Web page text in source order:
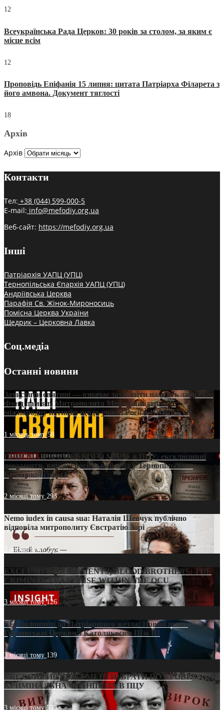
12
Всеукраїнська Рада Церков: 30 років за столом, за яким є
місце всім
12
Проповідь Епіфанія 15 липня: цитата Патріарха Філарета з
його амвона. Документ тяглості
18
Архів
Архів
Контакти
Тел: +38 (044) 599-000-5
E-mail: info@mefodiy.org.ua
Веб-сайт: https://mefodiy.org.ua
Інші
Патріархія УАПЦ (УПЦ)
Тернопільська Єпархія УАПЦ (УПЦ)
Андріївська Церква
Парафія Св. Жінок-Мироносиць
Помісна Церква України
Щедрик – Церковна Лавка
Соц.медіа
Останні новини
Захистити святині — означає захистити пам’ять людства:
Фонд пам’яті Митрополита Мефодія підтримує
міжнародну петицію щодо участі Росії в ЮНЕСКО
1 місяць тому58
ПРИСМАК «РУССЬКОГО МІРА» в ПЦУ: ексклюзивні
документи, вирок і російський слід у Тернопільсько-
Бучацькій єпархії
2 місяці тому 293
Nemo iudex in causa sua: Наталія Шевчук публічно
відповіла митрополиту Євстратію Зорі
3 місяці тому213
EXCLUSIVE (DOCUMENTS)/BLOOD BROTHERS: THE
CRIMINAL FRANCHISE WITHIN THE OCU
3 місяці тому126
Від віолончелі до Патріаршого жезла: Новий шлях
Грузинської Церкви з Католикосом Шіо III
3 місяці тому 139
ЕКСКЛЮЗИВ (ДОКУМЕНТИ)/БРАТИ ПО КРОВІ:
КРИМІНАЛЬНА ФРАНШИЗА В ПЦУ
3 місяці тому539